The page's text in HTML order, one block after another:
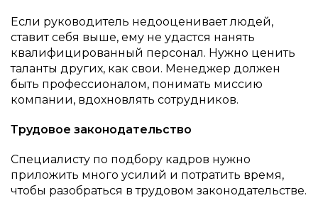
Если руководитель недооценивает людей,
ставит себя выше, ему не удастся нанять
квалифицированный персонал. Нужно ценить
таланты других, как свои. Менеджер должен
быть профессионалом, понимать миссию
компании, вдохновлять сотрудников.
Трудовое законодательство
Специалисту по подбору кадров нужно
приложить много усилий и потратить время,
чтобы разобраться в трудовом законодательстве.